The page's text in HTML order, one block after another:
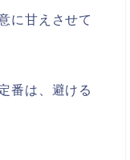
に甘えさせて
番は、避ける